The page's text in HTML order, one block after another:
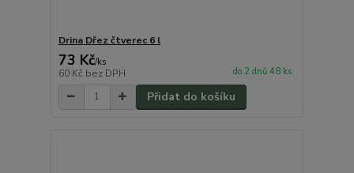
Drina Dřez čtverec 6 l
73 Kč/ks
60 Kč bez DPH do 2 dnů 48 ks
Přidat do košíku